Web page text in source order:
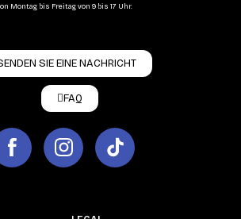
Montag bis Freitag von 9 bis 17 Uhr.
SIE EINE NACHRICHT
FAQ